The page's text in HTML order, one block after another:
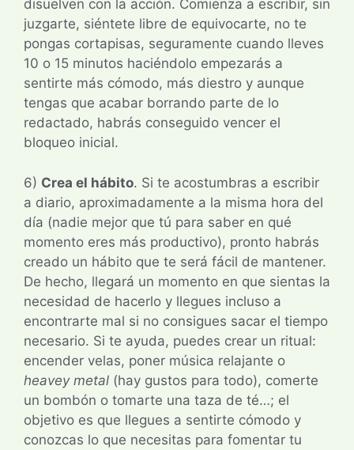
disuelven con la acción. Comienza a escribir, sin
juzgarte, siéntete libre de equivocarte, no te
pongas cortapisas, seguramente cuando lleves
10 o 15 minutos haciéndolo empezarás a
sentirte más cómodo, más diestro y aunque
tengas que acabar borrando parte de lo
redactado, habrás conseguido vencer el
bloqueo inicial.
6) Crea el hábito. Si te acostumbras a escribir
a diario, aproximadamente a la misma hora del
día (nadie mejor que tú para saber en qué
momento eres más productivo), pronto habrás
creado un hábito que te será fácil de mantener.
De hecho, llegará un momento en que sientas la
necesidad de hacerlo y llegues incluso a
encontrarte mal si no consigues sacar el tiempo
necesario. Si te ayuda, puedes crear un ritual:
encender velas, poner música relajante o
heavey metal (hay gustos para todo), comerte
un bombón o tomarte una taza de té…; el
objetivo es que llegues a sentirte cómodo y
conozcas lo que necesitas para fomentar tu